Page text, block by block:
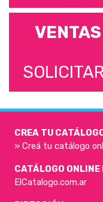
CREA TU
» Creá tu catálogo
CATÁLOGO ONLINE
ElCatalogo.com.ar